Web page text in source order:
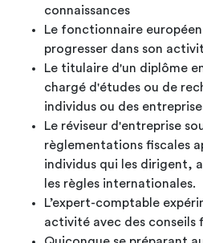
connaissances
Le fonctionnaire
progresser dans son
Le titulaire d'un diplôme
chargé d'études ou de
individus ou des
Le réviseur d'entreprise
règlementations fiscales
individus qui les dirigent,
les règles internationales.
L’expert-comptable
activité avec des conseils